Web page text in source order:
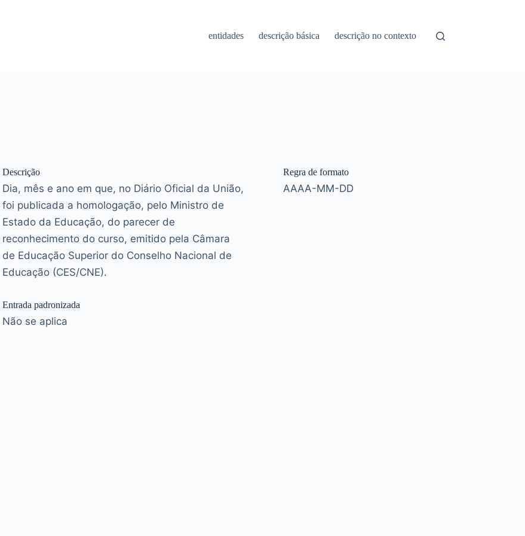
entidades descrição básica descrição no contexto
Descrição
Dia, mês e ano em que, no Diário Oficial da União,
foi publicada a homologação, pelo Ministro de
Estado da Educação, do parecer de
reconhecimento do curso, emitido pela Câmara
de Educação Superior do Conselho Nacional de
Educação (CES/CNE).
Entrada padronizada
Não se aplica
Regra de formato
AAAA-MM-DD